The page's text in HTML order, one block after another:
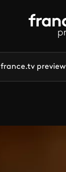
france.tv preview